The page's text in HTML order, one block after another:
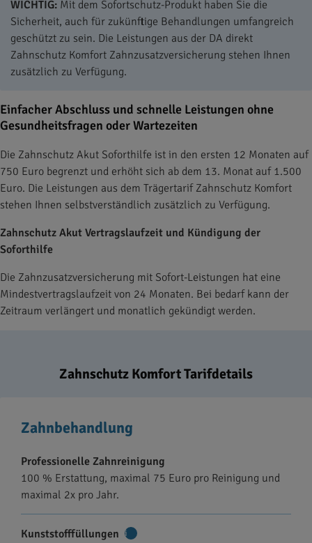
WICHTIG: Mit dem Sofortschutz-Produkt haben Sie die
Sicherheit, auch für zukünftige Behandlungen umfangreich
geschützt zu sein. Die Leistungen aus der DA direkt
Zahnschutz Komfort Zahnzusatzversicherung stehen Ihnen
zusätzlich zu Verfügung.
Einfacher Abschluss und schnelle Leistungen ohne
Gesundheitsfragen oder Wartezeiten
Die Zahnschutz Akut Soforthilfe ist in den ersten 12 Monaten auf
750 Euro begrenzt und erhöht sich ab dem 13. Monat auf 1.500
Euro. Die Leistungen aus dem Trägertarif Zahnschutz Komfort
stehen Ihnen selbstverständlich zusätzlich zu Verfügung.
Zahnschutz Akut Vertragslaufzeit und Kündigung der
Soforthilfe
Die Zahnzusatzversicherung mit Sofort-Leistungen hat eine
Mindestvertragslaufzeit von 24 Monaten. Bei bedarf kann der
Zeitraum verlängert und monatlich gekündigt werden.
Zahnschutz Komfort Tarifdetails
Zahnbehandlung
Professionelle Zahnreinigung
100 % Erstattung, maximal 75 Euro pro Reinigung und
maximal 2x pro Jahr.
Kunststofffüllungen